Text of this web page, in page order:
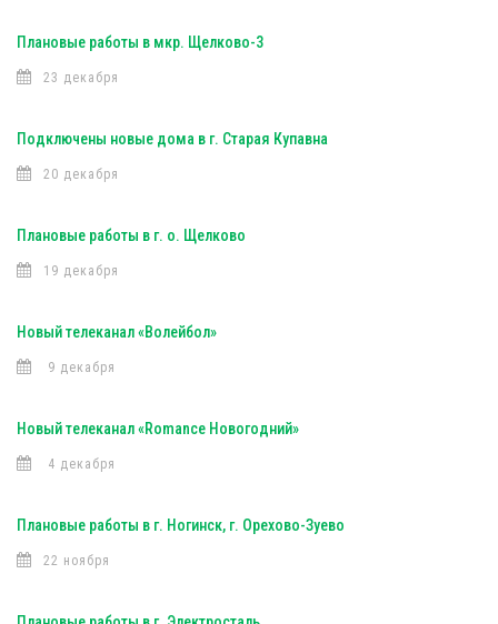
Плановые работы в мкр. Щелково-3
23 декабря
Подключены новые дома в г. Старая Купавна
20 декабря
Плановые работы в г. о. Щелково
19 декабря
Новый телеканал «Волейбол»
9 декабря
Новый телеканал «Romance Новогодний»
4 декабря
Плановые работы в г. Ногинск, г. Орехово-Зуево
22 ноября